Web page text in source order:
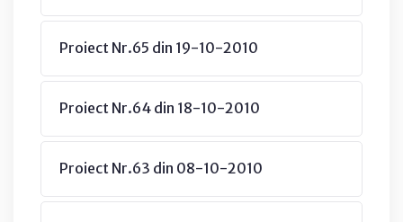
Proiect Nr.65 din 19-10-2010
Proiect Nr.64 din 18-10-2010
Proiect Nr.63 din 08-10-2010